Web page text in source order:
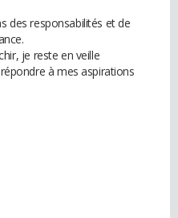
des responsabilités et de
je reste en veille
à mes aspirations